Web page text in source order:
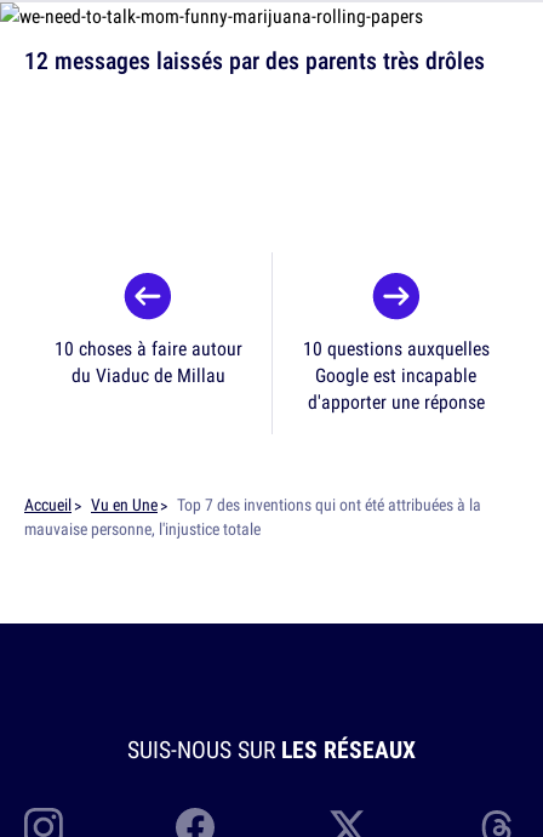
12 messages laissés par des parents très drôles
10 choses à faire autour
du Viaduc de Millau
10 questions auxquelles
Google est incapable
d'apporter une réponse
Accueil Vu en Une
Top 7 des inventions qui ont été attribuées à la
mauvaise personne, l'injustice totale
SUIS-NOUS SUR LES RÉSEAUX